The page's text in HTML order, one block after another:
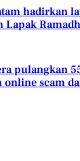
hadirkan
Lapak
pulangkan
online scam